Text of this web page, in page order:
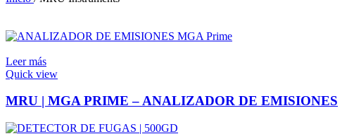
Leer más
Quick view
MRU | MGA PRIME – ANALIZADOR DE EMISIONES